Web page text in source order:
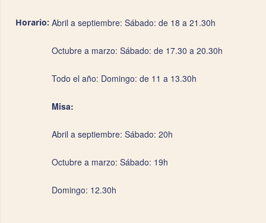
Horario: Abril a septiembre: Sábado: de 18 a 21.30h
Octubre a marzo: Sábado: de 17.30 a 20.30h
Todo el año: Domingo: de 11 a 13.30h
Misa:
Abril a septiembre: Sábado: 20h
Octubre a marzo: Sábado: 19h
Domingo: 12.30h